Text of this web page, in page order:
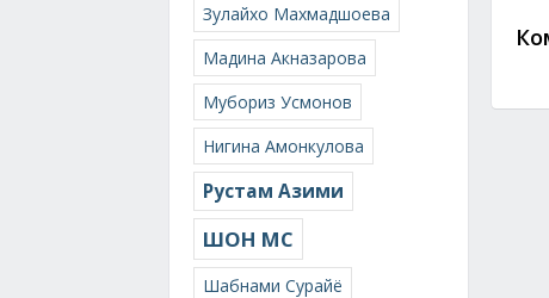
Зулайхо Махмадшоева
Мадина Акназарова
Мубориз Усмонов
Нигина Амонкулова
Рустам Азими
ШОН МС
Шабнами Сурайё